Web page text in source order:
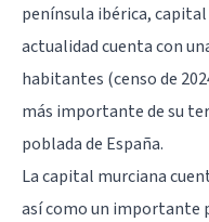
península ibérica, capital
actualidad cuenta con
habitantes (censo de
más importante de su
poblada de España.
La capital murciana
así como un importante